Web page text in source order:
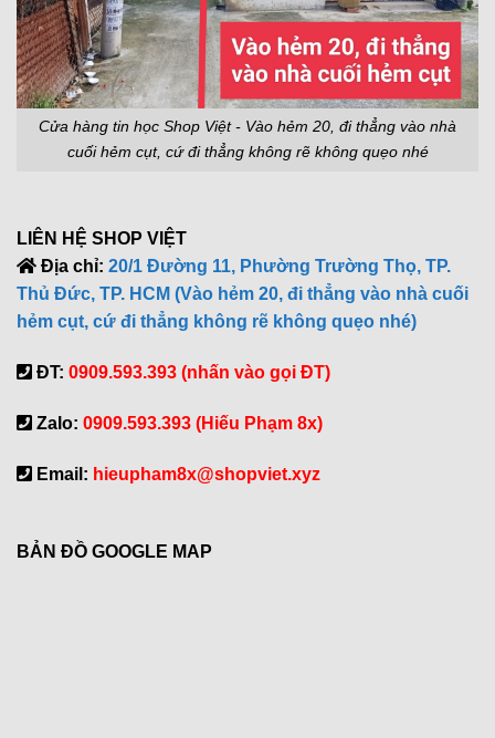
Cửa hàng tin học Shop Việt - Vào hẻm 20, đi thẳng vào nhà
cuối hẻm cụt, cứ đi thẳng không rẽ không quẹo nhé
LIÊN HỆ SHOP VIỆT
Địa chỉ: 20/1 Đường 11, Phường Trường Thọ, TP.
Thủ Đức, TP. HCM (Vào hẻm 20, đi thẳng vào nhà cuối
hẻm cụt, cứ đi thẳng không rẽ không quẹo nhé)
ĐT: 0909.593.393 (nhấn vào gọi ĐT)
Zalo: 0909.593.393 (Hiếu Phạm 8x)
Email: hieupham8x@shopviet.xyz
BẢN ĐỒ GOOGLE MAP